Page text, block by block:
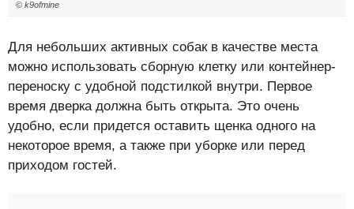
© k9ofmine
Для небольших активных собак в качестве места
можно использовать сборную клетку или контейнер-
переноску с удобной подстилкой внутри. Первое
время дверка должна быть открыта. Это очень
удобно, если придется оставить щенка одного на
некоторое время, а также при уборке или перед
приходом гостей.